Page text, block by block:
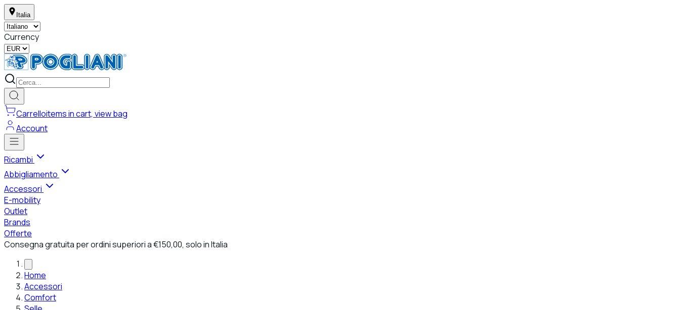
Italia
Currency
Carrelloitems in cart, view bag
Account
Ricambi
Abbigliamento
Accessori
E-mobility
Outlet
Brands
Offerte
Consegna gratuita per ordini superiori a €150,00, solo in Italia
Home
Accessori
Comfort